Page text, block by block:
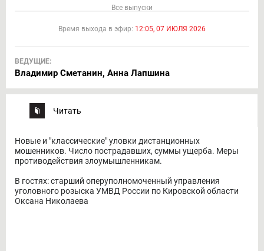
Все выпуски
Время выхода в эфир: 12:05, 07 ИЮЛЯ 2026
ВЕДУЩИЕ:
Владимир Сметанин, Анна Лапшина
Читать
Новые и "классические" уловки дистанционных
мошенников. Число пострадавших, суммы ущерба. Меры
противодействия злоумышленникам.
В гостях: старший оперуполномоченный управления
уголовного розыска УМВД России по Кировской области
Оксана Николаева